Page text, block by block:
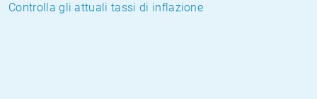
Controlla gli attuali tassi di inflazione